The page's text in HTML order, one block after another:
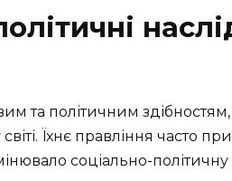
та політичним
Їхнє правління часто
соціально-політичну